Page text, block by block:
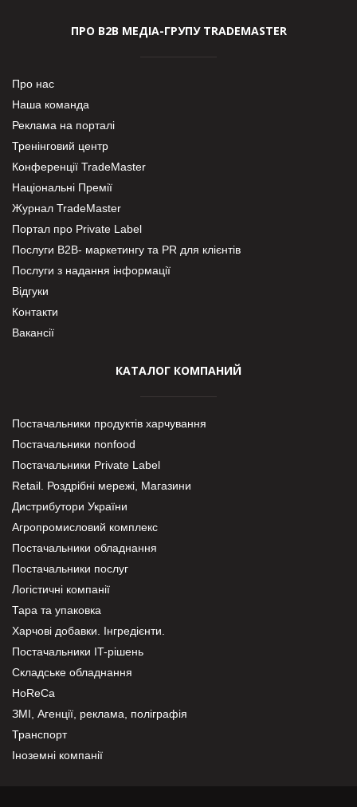
ПРО В2В МЕДІА-ГРУПУ TRADEMASTER
Про нас
Наша команда
Реклама на порталі
Тренінговий центр
Конференції TradeMaster
Національні Премії
Журнал TradeMaster
Портал про Private Label
Послуги В2В- маркетингу та PR для клієнтів
Послуги з надання інформації
Відгуки
Контакти
Вакансії
КАТАЛОГ КОМПАНИЙ
Постачальники продуктів харчування
Постачальники nonfood
Постачальники Private Label
Retail. Роздрібні мережі, Магазини
Дистрибутори України
Агропромисловий комплекс
Постачальники обладнання
Постачальники послуг
Логістичні компанії
Тара та упаковка
Харчові добавки. Інгредієнти.
Постачальники IT-рішень
Складське обладнання
HoReCa
ЗМІ, Агенції, реклама, поліграфія
Транспорт
Іноземні компанії